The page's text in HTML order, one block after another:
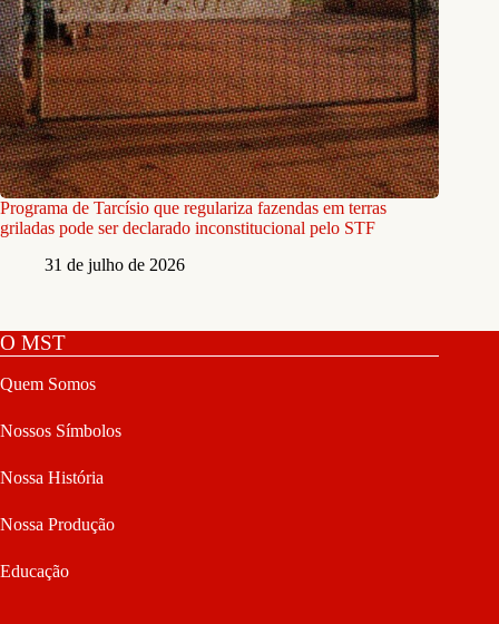
Programa de Tarcísio que regulariza fazendas em terras
griladas pode ser declarado inconstitucional pelo STF
31 de julho de 2026
O MST
Quem Somos
Nossos Símbolos
Nossa História
Nossa Produção
Educação